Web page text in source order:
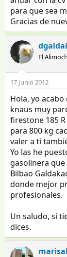
para que sea
Gracias de
El
17 Junio 2012
Hola, yo
knaus muy
firestone 185
para 800 kg
valer a ti
Yo las he
gasolinera
Bilbao
donde mejor
profesionales.
Un saludo, si
dices.